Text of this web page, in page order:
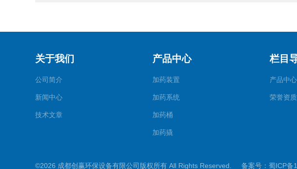
关于我们
公司简介
新闻中心
技术文章
产品中心
加药装置
加药系统
加药桶
加药撬
栏目
产品中心
荣誉资质
©2026 成都创赢环保设备有限公司版权所有 All Rights Reserved. 备案号：蜀ICP备